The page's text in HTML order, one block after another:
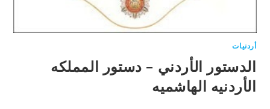
أردنيات
الدستور الأردني – دستور المملكه
الأردنيه الهاشميه